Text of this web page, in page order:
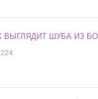
ВЫГЛЯДИТ ШУБА ИЗ